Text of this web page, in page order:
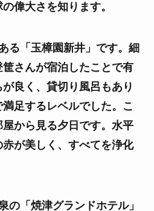
偉大さを知ります。
る「玉樟園新井」です。細
さんが宿泊したことで有
良く、貸切り風呂もあり
足するレベルでした。こ
から見る夕日です。水平
が美しく、すべてを浄化
「焼津グランドホテル」